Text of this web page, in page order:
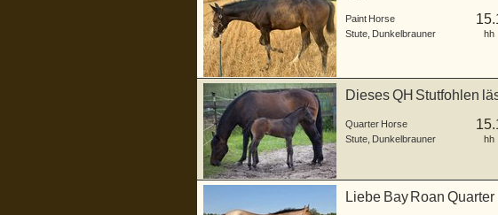
Paint Horse
Stute Dunkelbrauner hh
Dieses QH Stutfohlen
Quarter Horse
Stute Dunkelbrauner hh
Liebe Bay Roan